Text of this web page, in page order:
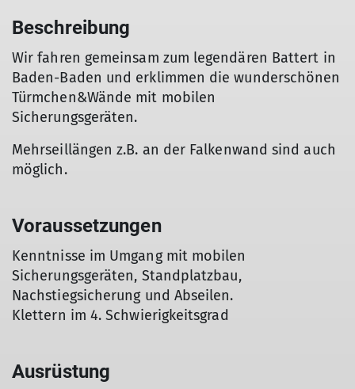
Beschreibung
Wir fahren gemeinsam zum legendären Battert in
Baden-Baden und erklimmen die wunderschönen
Türmchen&Wände mit mobilen
Sicherungsgeräten.
Mehrseillängen z.B. an der Falkenwand sind auch
möglich.
Voraussetzungen
Kenntnisse im Umgang mit mobilen
Sicherungsgeräten, Standplatzbau,
Nachstiegsicherung und Abseilen.
Klettern im 4. Schwierigkeitsgrad
Ausrüstung